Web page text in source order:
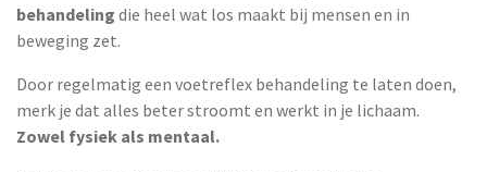
behandeling die heel wat los maakt bij mensen en in
beweging zet.
Door regelmatig een voetreflex behandeling te laten doen,
merk je dat alles beter stroomt en werkt in je lichaam.
Zowel fysiek als mentaal.